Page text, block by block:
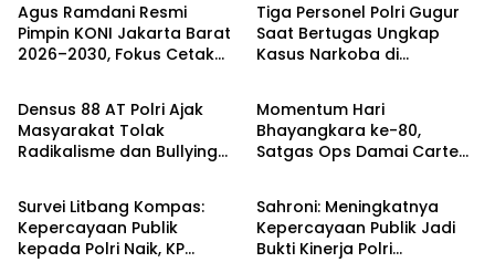
Agus Ramdani Resmi
Pimpin KONI Jakarta Barat
2026–2030, Fokus Cetak
Tiga Personel Polri Gugur
Saat Bertugas Ungkap
Kasus Narkoba di
Biasa Anumerta
TNI - POLRI
Densus 88 AT Polri Ajak
Masyarakat Tolak
Radikalisme dan Bullying
TNI - POLRI
Momentum Hari
Bhayangkara ke-80,
Satgas Ops Damai Cartenz
Sosial
TNI - POLRI
Survei Litbang Kompas:
Kepercayaan Publik
kepada Polri Naik, KP
DPR RI
Sahroni: Meningkatnya
Kepercayaan Publik Jadi
Bukti Kinerja Polri